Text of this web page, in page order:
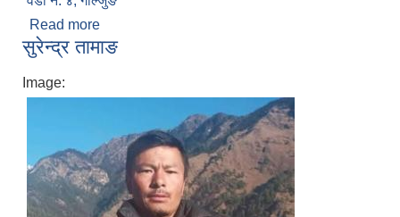
Read more
सुरेन्द्र तामाङ
Image: